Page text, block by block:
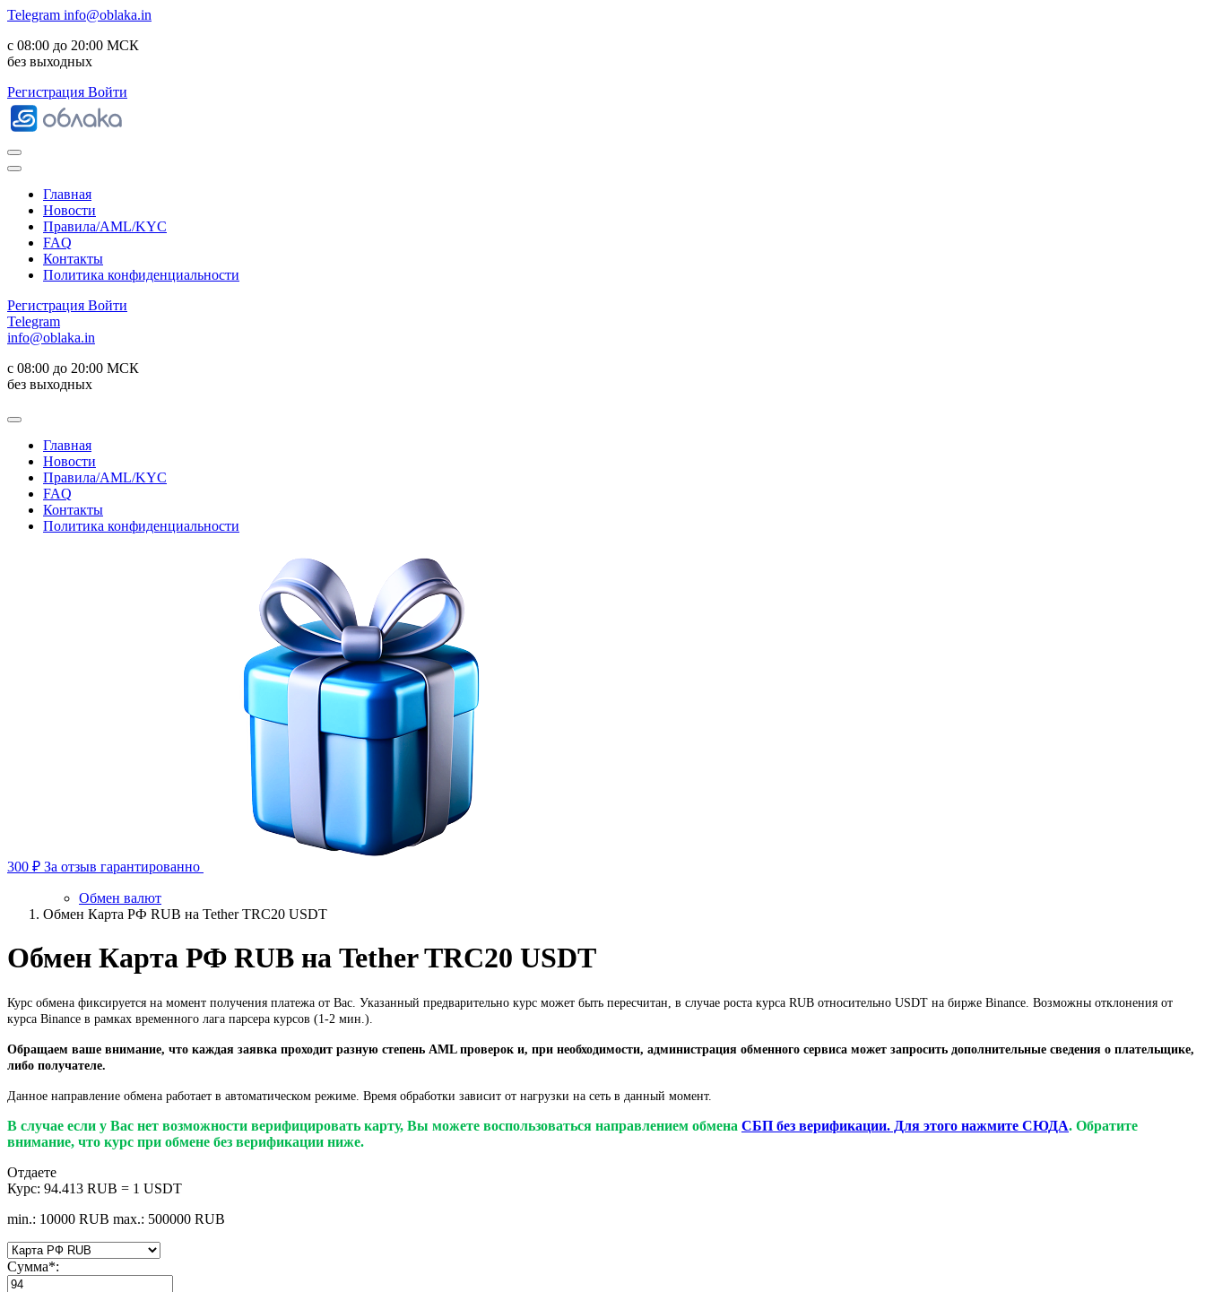
Telegram info@oblaka.in
с 08:00 до 20:00 МСК
без выходных
Регистрация Войти
Главная
Новости
Правила/AML/KYC
FAQ
Контакты
Политика конфиденциальности
Регистрация Войти
Telegram
info@oblaka.in
с 08:00 до 20:00 МСК
без выходных
Главная
Новости
Правила/AML/KYC
FAQ
Контакты
Политика конфиденциальности
300 ₽ За отзыв гарантированно
Обмен валют
Обмен Карта РФ RUB на Tether TRC20 USDT
Обмен Карта РФ RUB на Tether TRC20 USDT
Курс обмена фиксируется на момент получения платежа от Вас. Указанный предварительно курс может быть пересчитан, в случае роста курса RUB относительно USDT на бирже Binance. Возможны отклонения от
курса Binance в рамках временного лага парсера курсов (1-2 мин.).
Обращаем ваше внимание, что каждая заявка проходит разную степень AML проверок и, при необходимости, администрация обменного сервиса может запросить дополнительные сведения о плательщике,
либо получателе.
Данное направление обмена работает в автоматическом режиме. Время обработки зависит от нагрузки на сеть в данный момент.
В случае если у Вас нет возможности верифицировать карту, Вы можете воспользоваться направлением обмена СБП без верификации. Для этого нажмите СЮДА. Обратите
внимание, что курс при обмене без верификации ниже.
Отдаете
Курс: 94.413 RUB = 1 USDT
min.: 10000 RUB max.: 500000 RUB
Сумма*: